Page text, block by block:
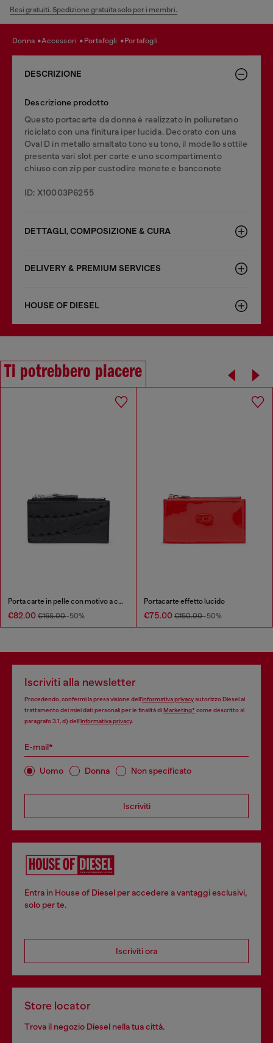
Resi gratuiti. Spedizione gratuita solo per i membri.
donna accessori portafogli portafogli
DESCRIZIONE
Descrizione prodotto
Questo portacarte da donna è realizzato in poliuretano
riciclato con una finitura iper lucida. Decorato con una
Oval D in metallo smaltato tono su tono, il modello sottile
presenta vari slot per carte e uno scompartimento
chiuso con zip per custodire monete e banconote
ID: X10003P6255
DETTAGLI, COMPOSIZIONE & CURA
DELIVERY & PREMIUM SERVICES
HOUSE OF DIESEL
Ti potrebbero piacere
Porta carte in pelle con motivo a catena in rilievo
€82.00 €165.00-50%
Portacarte effetto lucido
€75.00 €150.00-50%
Iscriviti alla newsletter
Procedendo, confermi la presa visione dell’informativa privacyautorizzo Diesel al
trattamento dei miei dati personali per le finalità diMarketing*come descritto al
paragrafo 3.1, d) dell’informativa privacy.
E-mail*
Uomo Donna Non specificato
Iscriviti
Entra in House of Diesel per accedere a vantaggi esclusivi,
solo per te.
Iscriviti ora
Store locator
Trova il negozio Diesel nella tua città.